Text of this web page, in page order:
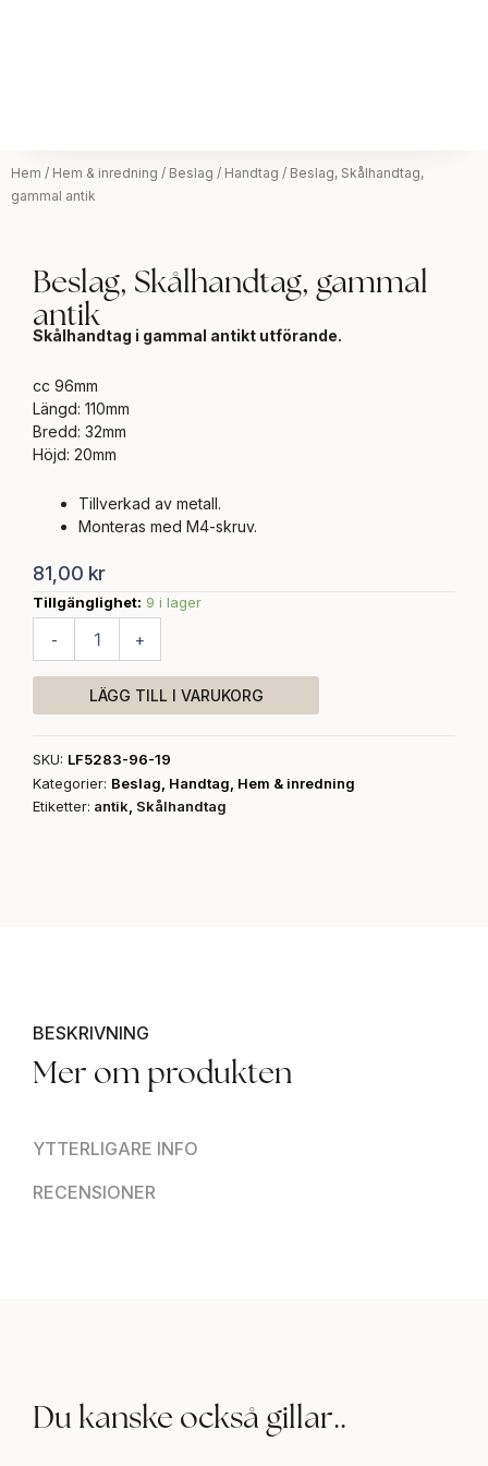
Hem / Hem & inredning / Beslag / Handtag / Beslag, Skålhandtag,
gammal antik
Beslag, Skålhandtag, gammal
antik
Skålhandtag i gammal antikt utförande.
cc 96mm
Längd: 110mm
Bredd: 32mm
Höjd: 20mm
Tillverkad av metall.
Monteras med M4-skruv.
81,00 kr
Tillgänglighet: 9 i lager
-
Beslag,
Skålhandtag,
antik
+
LÄGG TILL I VARUKORG
SKU: LF5283-96-19
Kategorier: Beslag Handtag Hem & inredning
Etiketter: antik Skålhandtag
BESKRIVNING
YTTERLIGARE INFO
RECENSIONER
Mer om produkten
Du kanske också gillar..